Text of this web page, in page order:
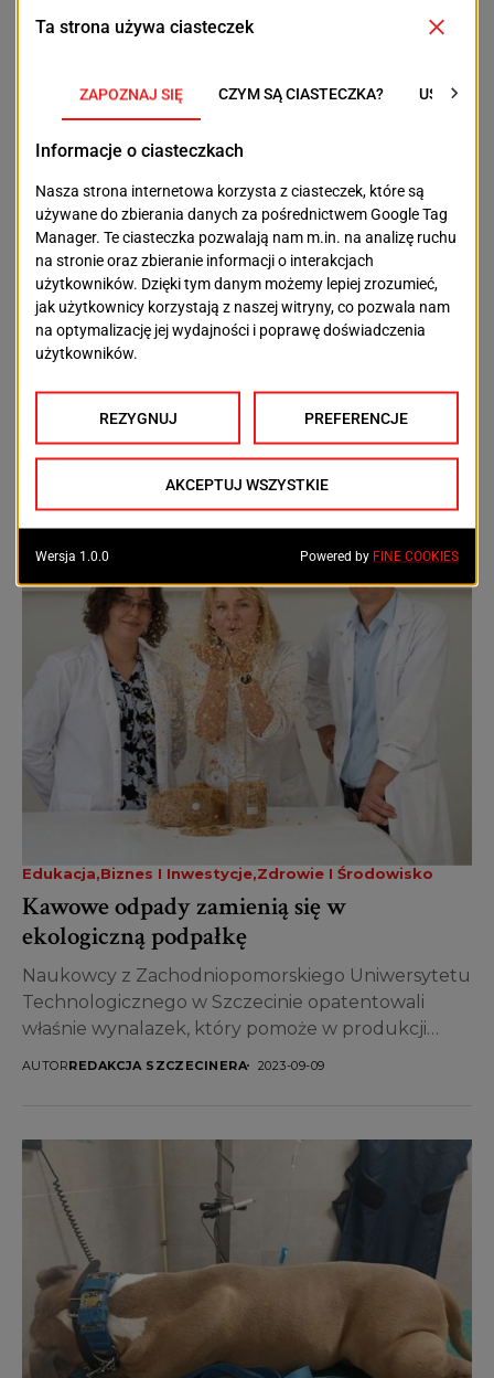
Zdrowie I Środowisko
Trwa walka z zanieczyszczeniem Jeziora
Słonecznego. Jak ma zadziałać
wprowadzana do wody substancja?
Wciąż trwa zakaz zbliżania się do Jeziora
Słonecznego na Gumieńcach. Obecnie
wprowadzany w życie jest pierwszy z planów
usunięcia zanieczyszczenia, przedstawiony przez...
Edukacja Biznes I Inwestycje Zdrowie I Środowisko
Kawowe odpady zamienią się w
ekologiczną podpałkę
Naukowcy z Zachodniopomorskiego Uniwersytetu
Technologicznego w Szczecinie opatentowali
właśnie wynalazek, który pomoże w produkcji
AUTORREDAKCJA SZCZECINERA 2023-09-09